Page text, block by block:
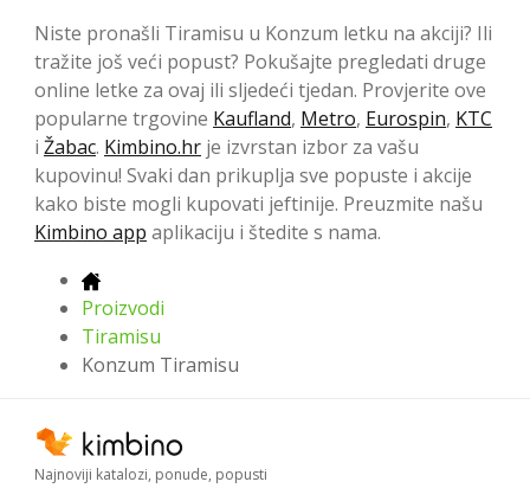
Niste pronašli Tiramisu u Konzum letku na akciji? Ili
tražite još veći popust? Pokušajte pregledati druge
online letke za ovaj ili sljedeći tjedan. Provjerite ove
popularne trgovine Kaufland, Metro, Eurospin, KTC
i Žabac. Kimbino.hr je izvrstan izbor za vašu
kupovinu! Svaki dan prikuplja sve popuste i akcije
kako biste mogli kupovati jeftinije. Preuzmite našu
Kimbino app aplikaciju i štedite s nama.
Proizvodi
Tiramisu
Konzum Tiramisu
Najnoviji katalozi, ponude, popusti